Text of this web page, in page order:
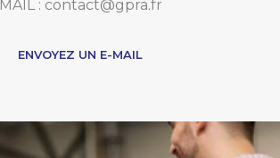
MAIL : contact@gpra.fr
ENVOYEZ UN E-MAIL